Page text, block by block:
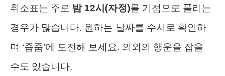
취소표는 주로 밤 12시(자정)를 기점으로 풀리는
경우가 많습니다. 원하는 날짜를 수시로 확인하
며 ‘줍줍’에 도전해 보세요. 의외의 행운을 잡을
수도 있습니다.